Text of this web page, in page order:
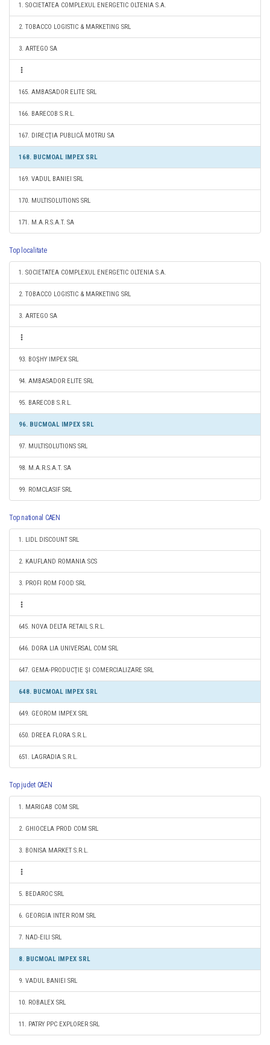
1. SOCIETATEA COMPLEXUL ENERGETIC OLTENIA S.A.
2. TOBACCO LOGISTIC & MARKETING SRL
3. ARTEGO SA
165. AMBASADOR ELITE SRL
166. BARECOB S.R.L.
167. DIRECŢIA PUBLICĂ MOTRU SA
168. BUCMOAL IMPEX SRL
169. VADUL BANIEI SRL
170. MULTISOLUTIONS SRL
171. M.A.R.S.A.T. SA
Top localitate
1. SOCIETATEA COMPLEXUL ENERGETIC OLTENIA S.A.
2. TOBACCO LOGISTIC & MARKETING SRL
3. ARTEGO SA
93. BOŞHY IMPEX SRL
94. AMBASADOR ELITE SRL
95. BARECOB S.R.L.
96. BUCMOAL IMPEX SRL
97. MULTISOLUTIONS SRL
98. M.A.R.S.A.T. SA
99. ROMCLASIF SRL
Top national CAEN
1. LIDL DISCOUNT SRL
2. KAUFLAND ROMANIA SCS
3. PROFI ROM FOOD SRL
645. NOVA DELTA RETAIL S.R.L.
646. DORA LIA UNIVERSAL COM SRL
647. GEMA-PRODUCŢIE ŞI COMERCIALIZARE SRL
648. BUCMOAL IMPEX SRL
649. GEOROM IMPEX SRL
650. DREEA FLORA S.R.L.
651. LAGRADIA S.R.L.
Top judet CAEN
1. MARIGAB COM SRL
2. GHIOCELA PROD COM SRL
3. BONISA MARKET S.R.L.
5. BEDAROC SRL
6. GEORGIA INTER ROM SRL
7. NAD-EILI SRL
8. BUCMOAL IMPEX SRL
9. VADUL BANIEI SRL
10. ROBALEX SRL
11. PATRY PPC EXPLORER SRL